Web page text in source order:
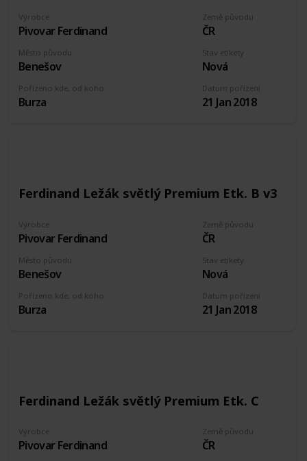
Výrobce
Pivovar Ferdinand
Země původu
ČR
Pořízeno kde, od koho
Burza
Stav etikety
Nová
Datum pořízení
21 Jan 2018
Město původu
Benešov
Ferdinand Ležák světlý Premium Etk. B v3
Výrobce
Pivovar Ferdinand
Země původu
ČR
Pořízeno kde, od koho
Burza
Stav etikety
Nová
Datum pořízení
21 Jan 2018
Město původu
Benešov
Ferdinand Ležák světlý Premium Etk. C
Výrobce
Pivovar Ferdinand
Země původu
ČR